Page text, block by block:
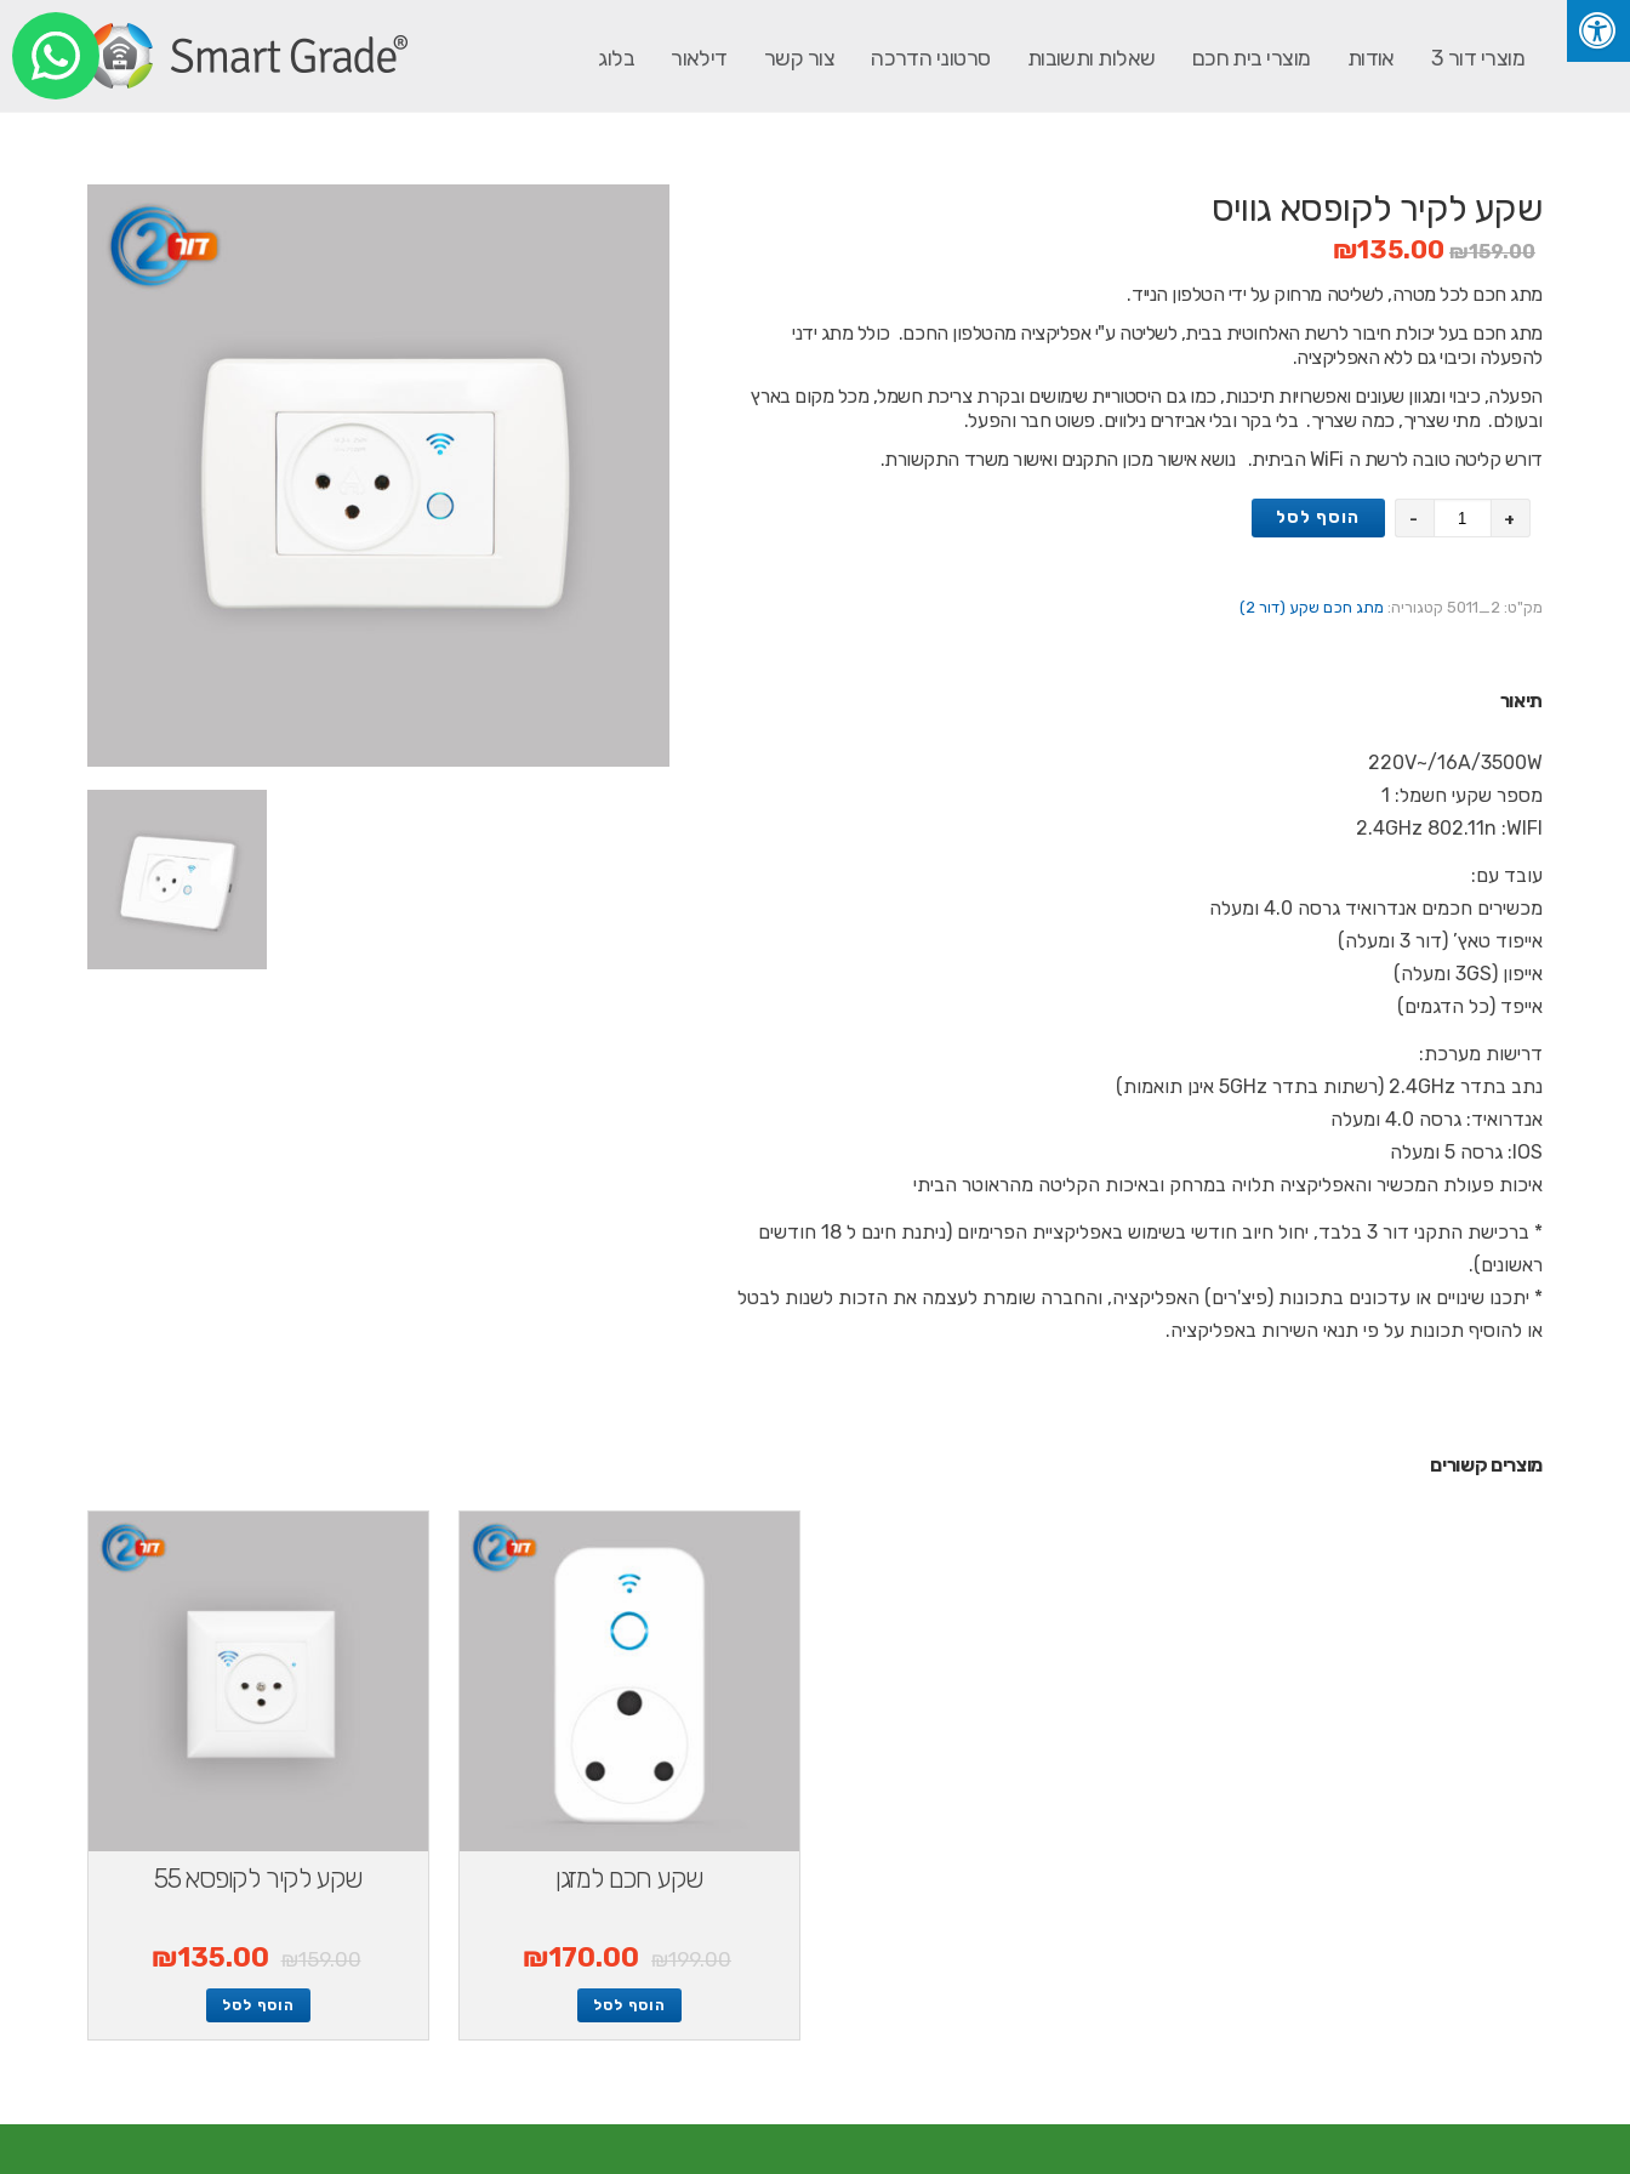
בלוג דילאור צור קשר סרטוני הדרכה שאלות ותשובות מוצרי בית חכם אודות מוצרי דור 3
שקע לקיר לקופסא גוויס
₪159.00
₪135.00
מתג חכם לכל מטרה, לשליטה מרחוק על ידי הטלפון הנייד.
מתג חכם בעל יכולת חיבור לרשת האלחוטית בבית, לשליטה ע"י אפליקציה מהטלפון החכם. כולל מתג ידני
להפעלה וכיבוי גם ללא האפליקציה.
הפעלה, כיבוי ומגוון שעונים ואפשרויות תיכנות, כמו גם היסטוריית שימושים ובקרת צריכת חשמל, מכל מקום בארץ
ובעולם. מתי שצריך, כמה שצריך. בלי בקר ובלי אביזרים נילווים. פשוט חבר והפעל.
דורש קליטה טובה לרשת ה WiFi הביתית. נושא אישור מכון התקנים ואישור משרד התקשורת.
הוסף לסל
מק"ט: 2_5011 קטגוריה: מתג חכם שקע (דור 2)
תיאור
220V~/16A/3500W
מספר שקעי חשמל: 1
2.4GHz 802.11n :WIFI
עובד עם:
מכשירים חכמים אנדרואיד גרסה 4.0 ומעלה
אייפוד טאץ’ (דור 3 ומעלה)
אייפון (3GS ומעלה)
אייפד (כל הדגמים)
דרישות מערכת:
נתב בתדר 2.4GHz (רשתות בתדר 5GHz אינן תואמות)
אנדרואיד: גרסה 4.0 ומעלה
IOS: גרסה 5 ומעלה
איכות פעולת המכשיר והאפליקציה תלויה במרחק ובאיכות הקליטה מהראוטר הביתי
* ברכישת התקני דור 3 בלבד, יחול חיוב חודשי בשימוש באפליקציית הפרימיום (ניתנת חינם ל 18 חודשים
ראשונים).
* יתכנו שינויים או עדכונים בתכונות (פיצ'רים) האפליקציה, והחברה שומרת לעצמה את הזכות לשנות לבטל
או להוסיף תכונות על פי תנאי השירות באפליקציה.
מוצרים קשורים
שקע לקיר לקופסא 55
₪159.00
₪135.00
הוסף לסל
שקע חכם למזגן
₪199.00
₪170.00
הוסף לסל